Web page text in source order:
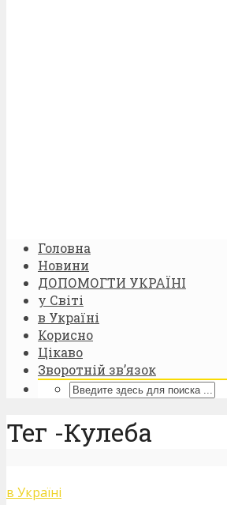
Головна
Новини
ДОПОМОГТИ УКРАЇНІ
у Світі
в Україні
Корисно
Цікаво
Зворотній зв’язок
Тег -Кулеба
в Україні